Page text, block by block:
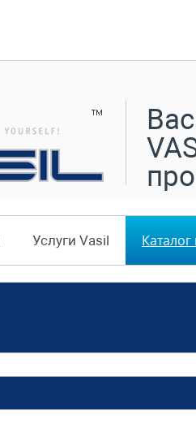
Услуги Vasil